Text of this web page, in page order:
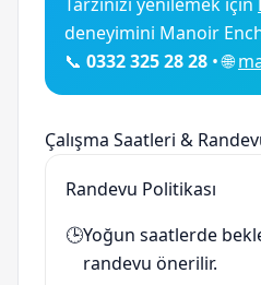
deneyimini Manoir
📞 0332 325 28 28 • 🌐
Çalışma Saatleri &
Randevu Politikası
🕒Yoğun saatlerde
randevu önerilir.